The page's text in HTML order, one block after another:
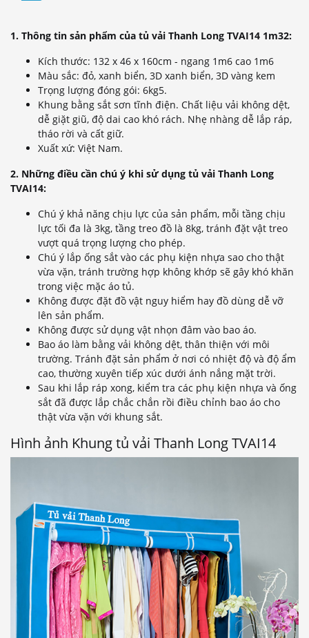
1. Thông tin sản phẩm của tủ vải Thanh Long TVAI14 1m32:
Kích thước: 132 x 46 x 160cm - ngang 1m6 cao 1m6
Màu sắc: đỏ, xanh biển, 3D xanh biển, 3D vàng kem
Trọng lượng đóng gói: 6kg5.
Khung bằng sắt sơn tĩnh điện. Chất liệu vải không dệt,
dễ giặt giũ, độ dai cao khó rách. Nhẹ nhàng dễ lắp ráp,
tháo rời và cất giữ.
Xuất xứ: Việt Nam.
2. Những điều cần chú ý khi sử dụng tủ vải Thanh Long
TVAI14:
Chú ý khả năng chịu lực của sản phẩm, mỗi tầng chịu
lực tối đa là 3kg, tầng treo đồ là 8kg, tránh đặt vật treo
vượt quá trọng lượng cho phép.
Chú ý lắp ống sắt vào các phụ kiện nhựa sao cho thật
vừa vặn, tránh trường hợp không khớp sẽ gây khó khăn
trong việc mặc áo tủ.
Không được đặt đồ vật nguy hiểm hay đồ dùng dễ vỡ
lên sản phẩm.
Không được sử dụng vật nhọn đâm vào bao áo.
Bao áo làm bằng vải không dệt, thân thiện với môi
trường. Tránh đặt sản phẩm ở nơi có nhiệt độ và độ ẩm
cao, thường xuyên tiếp xúc dưới ánh nắng mặt trời.
Sau khi lắp ráp xong, kiểm tra các phụ kiện nhựa và ống
sắt đã được lắp chắc chắn rồi điều chỉnh bao áo cho
thật vừa vặn với khung sắt.
Hình ảnh Khung tủ vải Thanh Long TVAI14